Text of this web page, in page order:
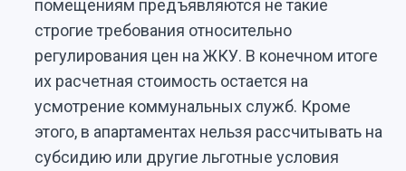
помещениям предъявляются не такие
строгие требования относительно
регулирования цен на ЖКУ. В конечном итоге
их расчетная стоимость остается на
усмотрение коммунальных служб. Кроме
этого, в апартаментах нельзя рассчитывать на
субсидию или другие льготные условия